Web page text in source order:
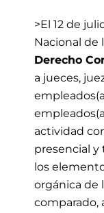
>El 12 de
Nacional de
Derecho
a jueces,
actividad
presencial
los
orgánica de
comparado,